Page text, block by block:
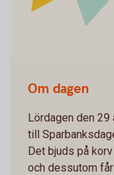
Om dagen
Lördagen den 29
till
Det bjuds på
och dessutom